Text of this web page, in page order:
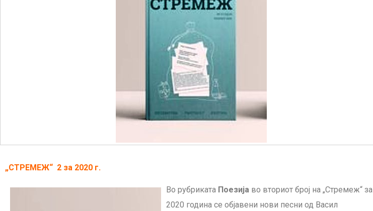
„СТРЕМЕЖ“ 2 за 2020 г.
Во рубриката Поезија во вториот број на „Стремеж“ за
2020 година се објавени нови песни од Васил